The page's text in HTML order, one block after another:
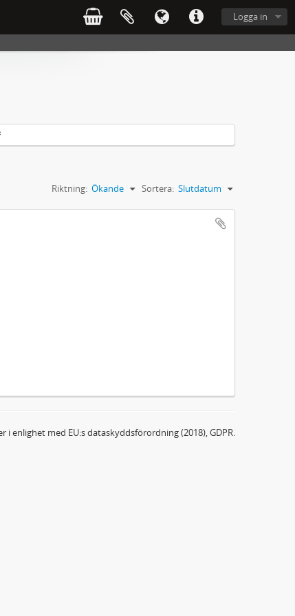
Logga in
Sortera: Slutdatum
Riktning: Ökande
med EU:s dataskyddsförordning (2018), GDPR.